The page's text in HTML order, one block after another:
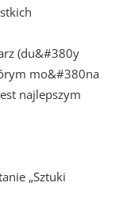
(du&#380y
mo&#380na
najlepszym
„Sztuki